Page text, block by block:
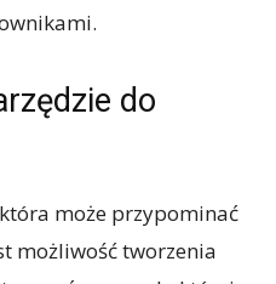
do
może przypominać
możliwość tworzenia